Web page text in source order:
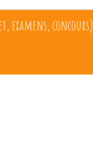
examens, concours)